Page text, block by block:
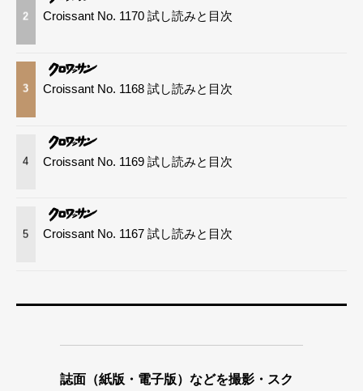
2 Croissant No. 1170 試し読みと目次
3 Croissant No. 1168 試し読みと目次
4 Croissant No. 1169 試し読みと目次
5 Croissant No. 1167 試し読みと目次
誌面（紙版・電子版）などを撮影・スク